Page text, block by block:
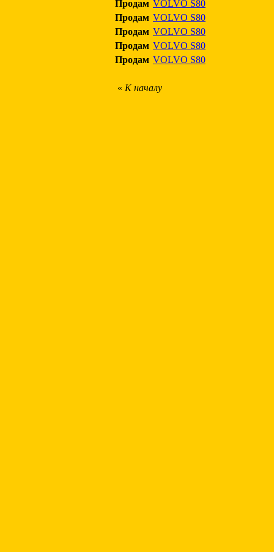
Продам VOLVO S80
Продам VOLVO S80
Продам VOLVO S80
Продам VOLVO S80
Продам VOLVO S80
« К началу